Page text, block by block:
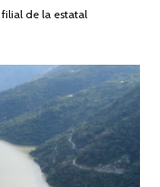
de la estatal